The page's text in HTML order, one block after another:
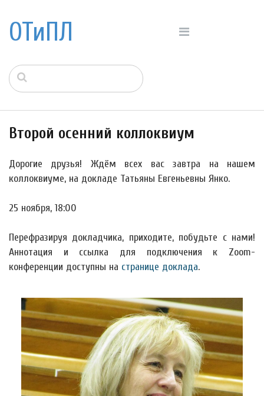
ОТиПЛ
Второй осенний коллоквиум
Дорогие друзья! Ждём всех вас завтра на нашем
коллоквиуме, на докладе Татьяны Евгеньевны Янко.
25 ноября, 18:00
Перефразируя докладчика, приходите, побудьте с нами!
Аннотация и ссылка для подключения к Zoom-
конференции доступны на странице доклада.